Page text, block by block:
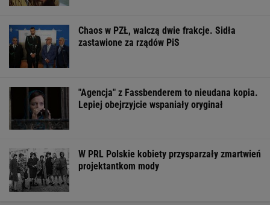
Chaos w PZŁ, walczą dwie frakcje. Sidła
zastawione za rządów PiS
"Agencja" z Fassbenderem to nieudana kopia.
Lepiej obejrzyjcie wspaniały oryginał
W PRL Polskie kobiety przysparzały zmartwień
projektantkom mody